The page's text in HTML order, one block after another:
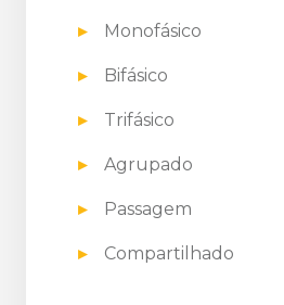
Monofásico
Bifásico
Trifásico
Agrupado
Passagem
Compartilhado